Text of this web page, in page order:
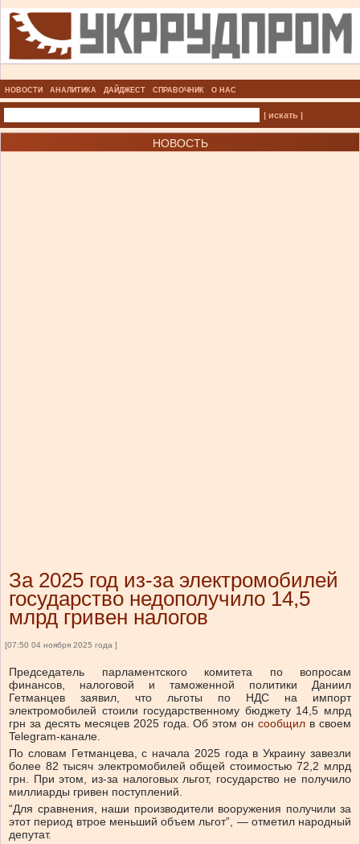
НОВОСТИ АНАЛИТИКА ДАЙДЖЕСТ СПРАВОЧНИК О НАС
| искать |
НОВОСТЬ
За 2025 год из-за электромобилей
государство недополучило 14,5
млрд гривен налогов
[07:50 04 ноября 2025 года ]
Председатель парламентского комитета по вопросам
финансов, налоговой и таможенной политики Даниил
Гетманцев заявил, что льготы по НДС на импорт
электромобилей стоили государственному бюджету 14,5 млрд
грн за десять месяцев 2025 года. Об этом он сообщил в своем
Telegram-канале.
По словам Гетманцева, с начала 2025 года в Украину завезли
более 82 тысяч электромобилей общей стоимостью 72,2 млрд
грн. При этом, из-за налоговых льгот, государство не получило
миллиарды гривен поступлений.
“Для сравнения, наши производители вооружения получили за
этот период втрое меньший объем льгот”, — отметил народный
депутат.